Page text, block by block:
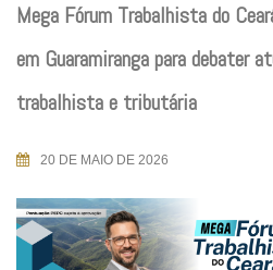
Mega Fórum Trabalhista do
em Guaramiranga para debater
trabalhista e tributária
20 DE MAIO DE 2026